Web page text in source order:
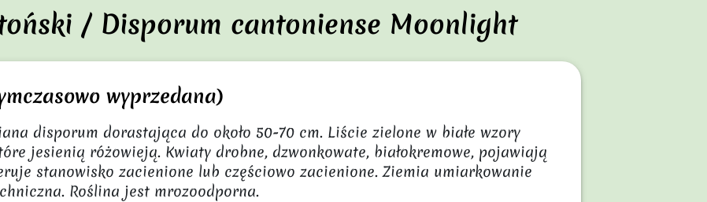
/ Disporum cantoniense Moonlight
wyprzedana)
disporum dorastająca do około 50-70 cm. Liście zielone w białe wzory
jesienią różowieją. Kwiaty drobne, dzwonkowate, białokremowe, pojawiają
stanowisko zacienione lub częściowo zacienione. Ziemia umiarkowanie
Roślina jest mrozoodporna.